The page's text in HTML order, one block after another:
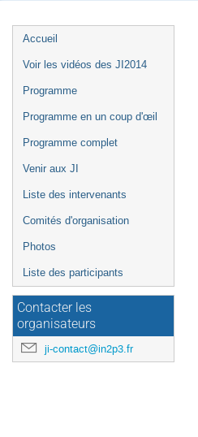
Menu
de
Accueil
Voir les vidéos des JI2014
Programme
Programme en un coup d'œil
Programme complet
Venir aux JI
Liste des intervenants
Comités d'organisation
Photos
Liste des participants
Contacter les
organisateurs
ji-contact@in2p3.fr